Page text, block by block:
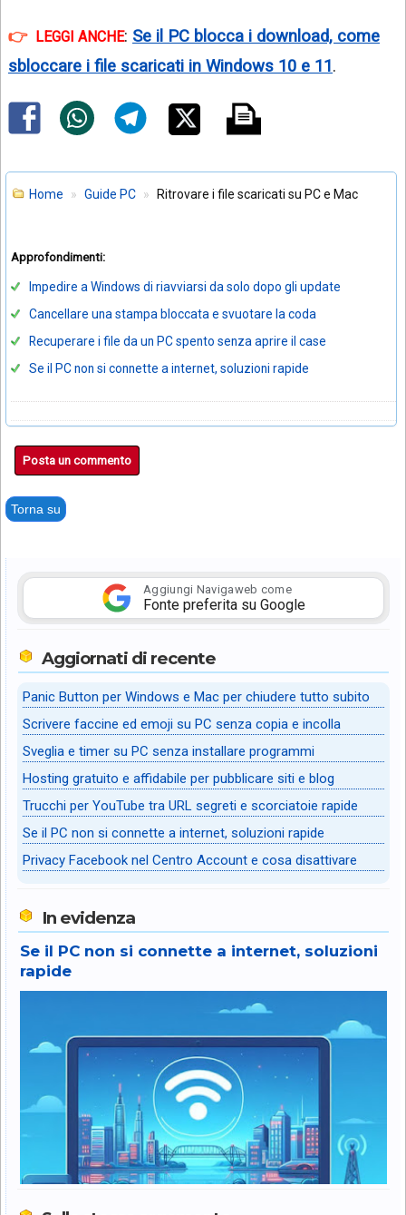
LEGGI ANCHE: Se il PC blocca i download, come
sbloccare i file scaricati in Windows 10 e 11.
Home Guide PC Ritrovare i file scaricati su PC e Mac
Approfondimenti:
Impedire a Windows di riavviarsi da solo dopo gli update
Cancellare una stampa bloccata e svuotare la coda
Recuperare i file da un PC spento senza aprire il case
Se il PC non si connette a internet, soluzioni rapide
Posta un commento
Torna su
Aggiungi Navigaweb come
Fonte preferita su Google
Aggiornati di recente
Panic Button per Windows e Mac per chiudere tutto subito
Scrivere faccine ed emoji su PC senza copia e incolla
Sveglia e timer su PC senza installare programmi
Hosting gratuito e affidabile per pubblicare siti e blog
Trucchi per YouTube tra URL segreti e scorciatoie rapide
Se il PC non si connette a internet, soluzioni rapide
Privacy Facebook nel Centro Account e cosa disattivare
In evidenza
Se il PC non si connette a internet, soluzioni
rapide